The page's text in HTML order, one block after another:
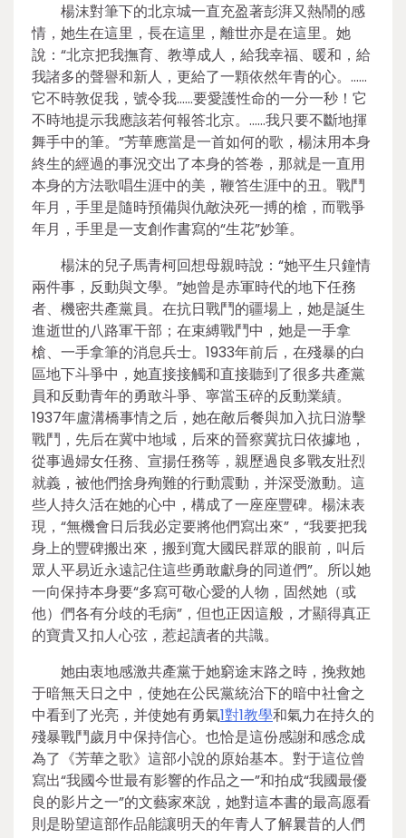
楊沫對筆下的北京城一直充盈著彭湃又熱鬧的感
情，她生在這里，長在這里，離世亦是在這里。她
說：“北京把我撫育、教導成人，給我幸福、暖和，給
我諸多的聲譽和新人，更給了一顆依然年青的心。……
它不時敦促我，號令我……要愛護性命的一分一秒！它
不時地提示我應該若何報答北京。……我只要不斷地揮
舞手中的筆。”芳華應當是一首如何的歌，楊沫用本身
終生的經過的事況交出了本身的答卷，那就是一直用
本身的方法歌唱生涯中的美，鞭笞生涯中的丑。戰鬥
年月，手里是隨時預備與仇敵決死一搏的槍，而戰爭
年月，手里是一支創作書寫的“生花”妙筆。
楊沫的兒子馬青柯回想母親時說：“她平生只鐘情
兩件事，反動與文學。”她曾是赤軍時代的地下任務
者、機密共產黨員。在抗日戰鬥的疆場上，她是誕生
進逝世的八路軍干部；在束縛戰鬥中，她是一手拿
槍、一手拿筆的消息兵士。1933年前后，在殘暴的白
區地下斗爭中，她直接接觸和直接聽到了很多共產黨
員和反動青年的勇敢斗爭、寧當玉碎的反動業績。
1937年盧溝橋事情之后，她在敵后餐與加入抗日游擊
戰鬥，先后在冀中地域，后來的晉察冀抗日依據地，
從事過婦女任務、宣揚任務等，親歷過良多戰友壯烈
就義，被他們捨身殉難的行動震動，并深受激動。這
些人持久活在她的心中，構成了一座座豐碑。楊沫表
現，“無機會日后我必定要將他們寫出來”，“我要把我
身上的豐碑搬出來，搬到寬大國民群眾的眼前，叫后
眾人平易近永遠記住這些勇敢獻身的同道們”。所以她
一向保持本身要“多寫可敬心愛的人物，固然她（或
他）們各有分歧的毛病”，但也正因這般，才顯得真正
的寶貴又扣人心弦，惹起讀者的共識。
她由衷地感激共產黨于她窮途末路之時，挽救她
于暗無天日之中，使她在公民黨統治下的暗中社會之
中看到了光亮，并使她有勇氣1對1教學和氣力在持久的
殘暴戰鬥歲月中保持信心。也恰是這份感謝和感念成
為了《芳華之歌》這部小說的原始基本。對于這位曾
寫出“我國今世最有影響的作品之一”和拍成“我國最優
良的影片之一”的文藝家來說，她對這本書的最高愿看
則是盼望這部作品能讓明天的年青人了解曩昔的人們